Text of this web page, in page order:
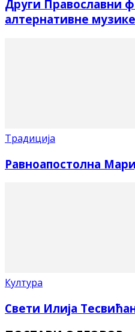
Други Православни
алтернативне
Традиција
Равноапостолна
Култура
Свети Илија